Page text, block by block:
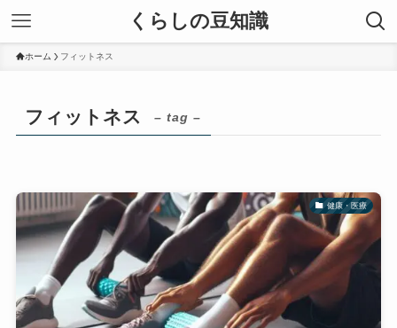
くらしの豆知識
ホーム フィットネス
フィットネス – tag –
健康・医療